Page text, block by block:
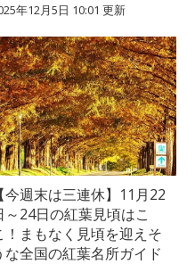
年12月5日 10:01 更新
【今週末は三連休】11月22
～24日の紅葉見頃はこ
！まもなく見頃を迎えそ
な全国の紅葉名所ガイド